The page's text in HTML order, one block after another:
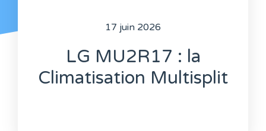
17 juin 2026
LG MU2R17 : la
Climatisation Multisplit